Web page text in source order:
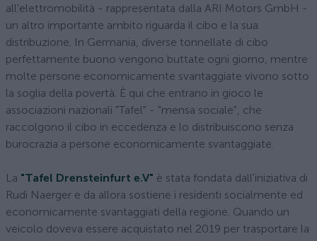
all'elettromobilità - rappresentata dalla ARI Motors GmbH -
un altro importante ambito riguarda il cibo e la sua
distribuzione. In Germania, diverse tonnellate di cibo
perfettamente buono vengono buttate ogni giorno, mentre
molte persone economicamente svantaggiate vivono sotto
la soglia della povertà. È qui che entrano in gioco le
associazioni nazionali "Tafel" - "mensa sociale", che
raccolgono il cibo in eccedenza e lo distribuiscono senza
burocrazia a persone economicamente svantaggiate.
La "Tafel Drensteinfurt e.V" è stata fondata dall'iniziativa di
Rudi Naerger e da allora sostiene i residenti socialmente ed
economicamente svantaggiati della regione. Quando un
veicolo doveva essere acquistato nel 2019 per trasportare la